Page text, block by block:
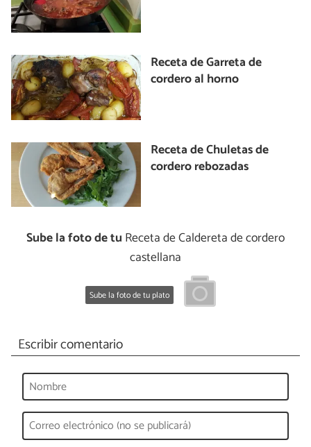
Receta de Garreta de
cordero al horno
Receta de Chuletas de
cordero rebozadas
Sube la foto de tu Receta de Caldereta de cordero
castellana
Sube la foto de tu plato
Escribir comentario